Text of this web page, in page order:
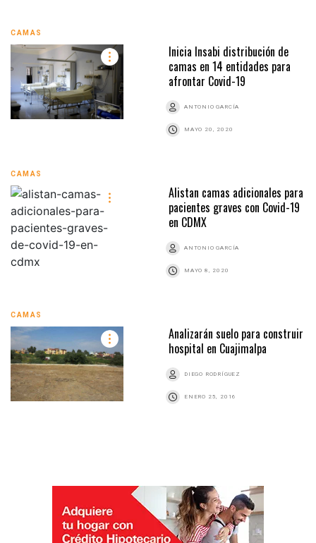
CAMAS
Inicia Insabi distribución de
camas en 14 entidades para
afrontar Covid-19
ANTONIO GARCÍA
MAYO 20, 2020
CAMAS
Alistan camas adicionales para
pacientes graves con Covid-19
en CDMX
ANTONIO GARCÍA
MAYO 8, 2020
CAMAS
Analizarán suelo para construir
hospital en Cuajimalpa
DIEGO RODRÍGUEZ
ENERO 25, 2016